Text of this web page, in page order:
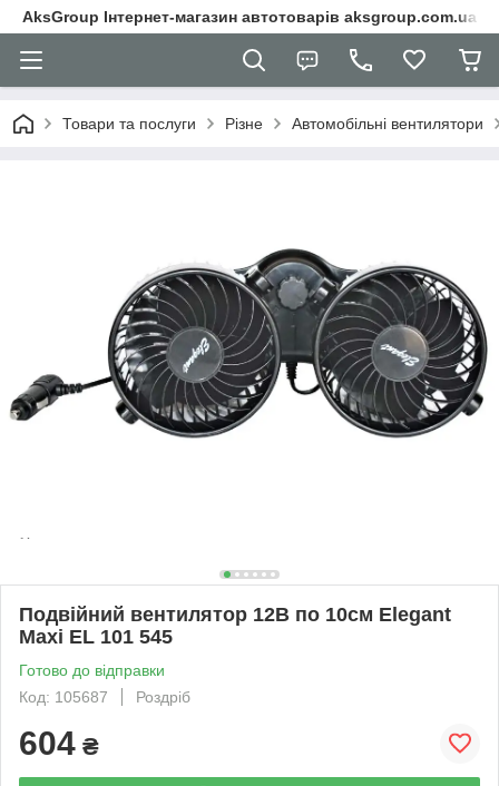
AksGroup Інтернет-магазин автотоварів aksgroup.com.ua
Товари та послуги Різне Автомобільні вентилятори
Подвійний вентилятор 12В по 10см Elegant
Maxi EL 101 545
Готово до відправки
Код: 105687
Роздріб
604 ₴